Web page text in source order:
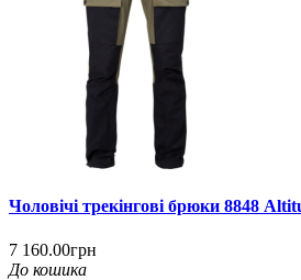
Чоловічі трекінгові брюки 8848
7 160.00грн
До кошика